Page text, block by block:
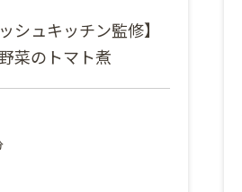
シュキッチン監修】
菜のトマト煮